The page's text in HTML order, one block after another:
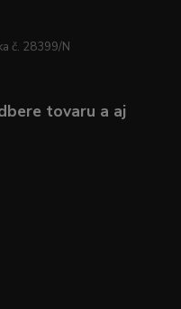
č. 28399/N
tovaru a aj